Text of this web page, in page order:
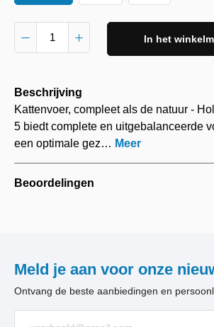
In het
Beschrijving
Kattenvoer, compleet als de natuur -
5 biedt complete en uitgebalanceerde
een optimale gez… Meer
Beoordelingen
Meld je aan voor onze
Ontvang de beste aanbiedingen en